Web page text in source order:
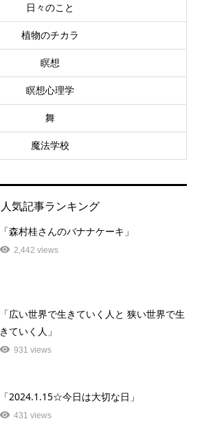
日々のこと
植物のチカラ
瞑想
瞑想心理学
舞
魔法学校
人気記事ランキング
「森村桂さんのバナナケーキ」
2,442 views
「広い世界で生きていく人と 狭い世界で生
きていく人」
931 views
「2024.1.15☆今日は大切な日」
431 views